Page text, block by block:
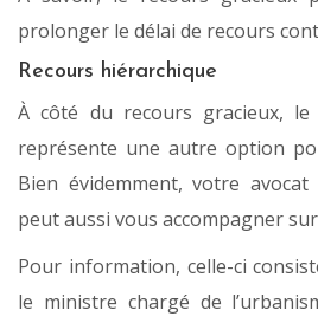
prolonger le délai de recours
Recours hiérarchique
À côté du recours gracieux, le
représente une autre option
Bien évidemment, votre
peut aussi vous accompagner
Pour information, celle-ci
le ministre chargé de